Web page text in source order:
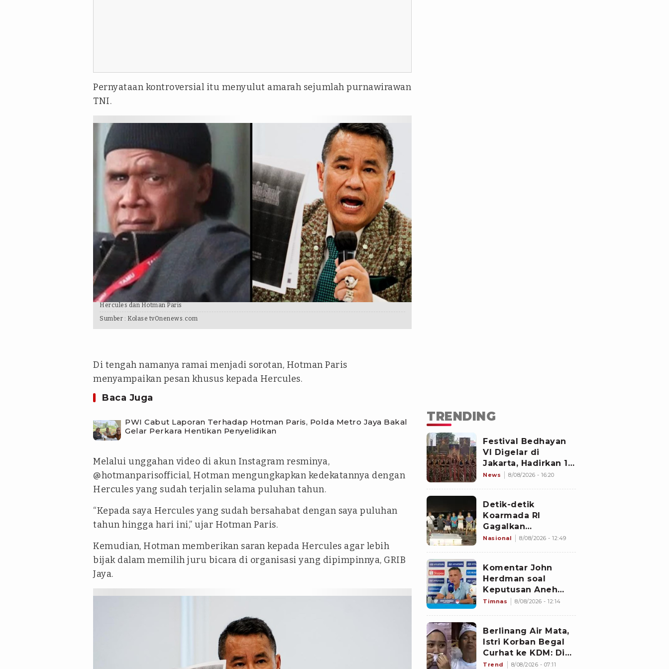
Pernyataan kontroversial itu menyulut amarah sejumlah purnawirawan
TNI.
Hercules dan Hotman Paris
Sumber : Kolase tvOnenews.com
Di tengah namanya ramai menjadi sorotan, Hotman Paris
menyampaikan pesan khusus kepada Hercules.
Baca Juga
PWI Cabut Laporan Terhadap Hotman Paris, Polda Metro Jaya Bakal
Gelar Perkara Hentikan Penyelidikan
Melalui unggahan video di akun Instagram resminya,
@hotmanparisofficial, Hotman mengungkapkan kedekatannya dengan
Hercules yang sudah terjalin selama puluhan tahun.
“Kepada saya Hercules yang sudah bersahabat dengan saya puluhan
tahun hingga hari ini,” ujar Hotman Paris.
Kemudian, Hotman memberikan saran kepada Hercules agar lebih
bijak dalam memilih juru bicara di organisasi yang dipimpinnya, GRIB
Jaya.
TRENDING
Festival Bedhayan
VI Digelar di
Jakarta, Hadirkan 16
Kelompok Tari dari
News 8/08/2026 - 16:20
Detik-detik
Koarmada RI
Gagalkan
Penyelundupan 1,3
Perairan Bintan
Nasional 8/08/2026 - 12:49
Komentar John
Herdman soal
Keputusan Aneh
Wasit Laga Timnas
AFF 2026: Percuma
Bahas Itu
Timnas 8/08/2026 - 12:14
Berlinang Air Mata,
Istri Korban Begal
Curhat ke KDM: Dia
Abis Shalat Tahajud
Trend 8/08/2026 - 07:11